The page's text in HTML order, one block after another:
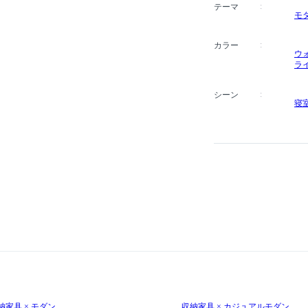
テーマ
モ
カラー
ウ
ラ
シーン
寝